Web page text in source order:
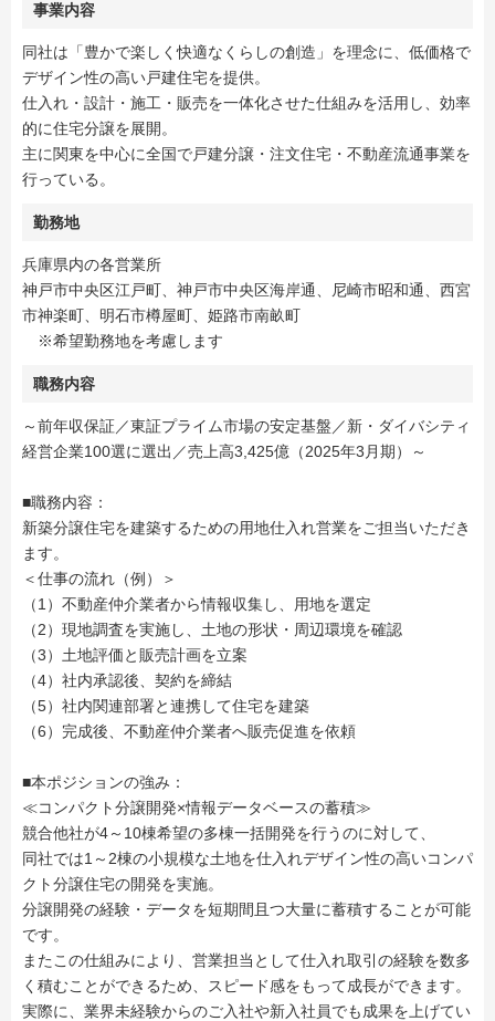
事業内容
同社は「豊かで楽しく快適なくらしの創造」を理念に、低価格で
デザイン性の高い戸建住宅を提供。
仕入れ・設計・施工・販売を一体化させた仕組みを活用し、効率
的に住宅分譲を展開。
主に関東を中心に全国で戸建分譲・注文住宅・不動産流通事業を
行っている。
勤務地
兵庫県内の各営業所
神戸市中央区江戸町、神戸市中央区海岸通、尼崎市昭和通、西宮
市神楽町、明石市樽屋町、姫路市南畝町
※希望勤務地を考慮します
職務内容
～前年収保証／東証プライム市場の安定基盤／新・ダイバシティ
経営企業100選に選出／売上高3,425億（2025年3月期）～
■職務内容：
新築分譲住宅を建築するための用地仕入れ営業をご担当いただき
ます。
＜仕事の流れ（例）＞
（1）不動産仲介業者から情報収集し、用地を選定
（2）現地調査を実施し、土地の形状・周辺環境を確認
（3）土地評価と販売計画を立案
（4）社内承認後、契約を締結
（5）社内関連部署と連携して住宅を建築
（6）完成後、不動産仲介業者へ販売促進を依頼
■本ポジションの強み：
≪コンパクト分譲開発×情報データベースの蓄積≫
競合他社が4～10棟希望の多棟一括開発を行うのに対して、
同社では1～2棟の小規模な土地を仕入れデザイン性の高いコンパ
クト分譲住宅の開発を実施。
分譲開発の経験・データを短期間且つ大量に蓄積することが可能
です。
またこの仕組みにより、営業担当として仕入れ取引の経験を数多
く積むことができるため、スピード感をもって成長ができます。
実際に、業界未経験からのご入社や新入社員でも成果を上げてい